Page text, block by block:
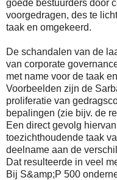
goede bestuurders door
voorgedragen, des te
taak en omgekeerd.
De schandalen van de
van corporate
met name voor de taak
Voorbeelden zijn de
proliferatie van
bepalingen (zie bijv. de
Een direct gevolg
toezichthoudende taak
deelname aan de
Dat resulteerde in veel
Bij S&amp;P 500